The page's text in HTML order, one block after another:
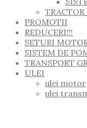
TRACTOR
PROMOTII
REDUCERI!!!
SETURI
SISTEM DE
TRANSPORT
ULEI
ulei motor
ulei